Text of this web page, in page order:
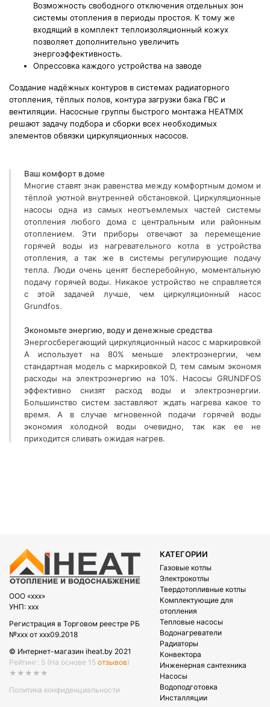
Возможность свободного отключения отдельных зон
системы отопления в периоды простоя. К тому же
входящий в комплект теплоизоляционный кожух
позволяет дополнительно увеличить
энергоэффективность.
Опрессовка каждого устройства на заводе
Создание надёжных контуров в системах радиаторного
отопления, тёплых полов, контура загрузки бака ГВС и
вентиляции. Насосные группы быстрого монтажа HEATMIX
решают задачу подбора и сборки всех необходимых
элементов обвязки циркуляционных насосов.
Ваш комфорт в доме
Многие ставят знак равенства между комфортным домом и
тёплой уютной внутренней обстановкой. Циркуляционные
насосы одна из самых неотъемлемых частей системы
отопления любого дома с центральным или районным
отоплением. Эти приборы отвечают за перемещение
горячей воды из нагревательного котла в устройства
отопления, а так же в системы регулирующие подачу
тепла. Люди очень ценят бесперебойную, моментальную
подачу горячей воды. Никакое устройство не справляется
с этой задачей лучше, чем циркуляционный насос
Grundfos.
Экономьте энергию, воду и денежные средства
Энергосберегающий циркуляционный насос с маркировкой
А использует на 80% меньше электроэнергии, чем
стандартная модель с маркировкой D, тем самым экономя
расходы на электроэнергию на 10%. Насосы GRUNDFOS
эффективно снизят расход воды и электроэнергии.
Большинство систем заставляют ждать нагрева какое то
время. А в случае мгновенной подачи горячей воды
экономия холодной воды очевидно, так как ее не
приходится сливать ожидая нагрев.
OOO «xxx»
УНП: xxx
Регистрация в Торговом реестре РБ
№xxx от xxx09.2018
© Интернет-магазин iheat.by 2021
Рейтинг: 5 (На основе 15 отзывов)
★★★★★
Политика конфиденциальности
КАТЕГОРИИ
Газовые котлы
Электрокотлы
Твердотопливные котлы
Комплектующие для
отопления
Тепловые насосы
Водонагреватели
Радиаторы
Конвектора
Инженерная сантехника
Насосы
Водоподготовка
Инсталляции